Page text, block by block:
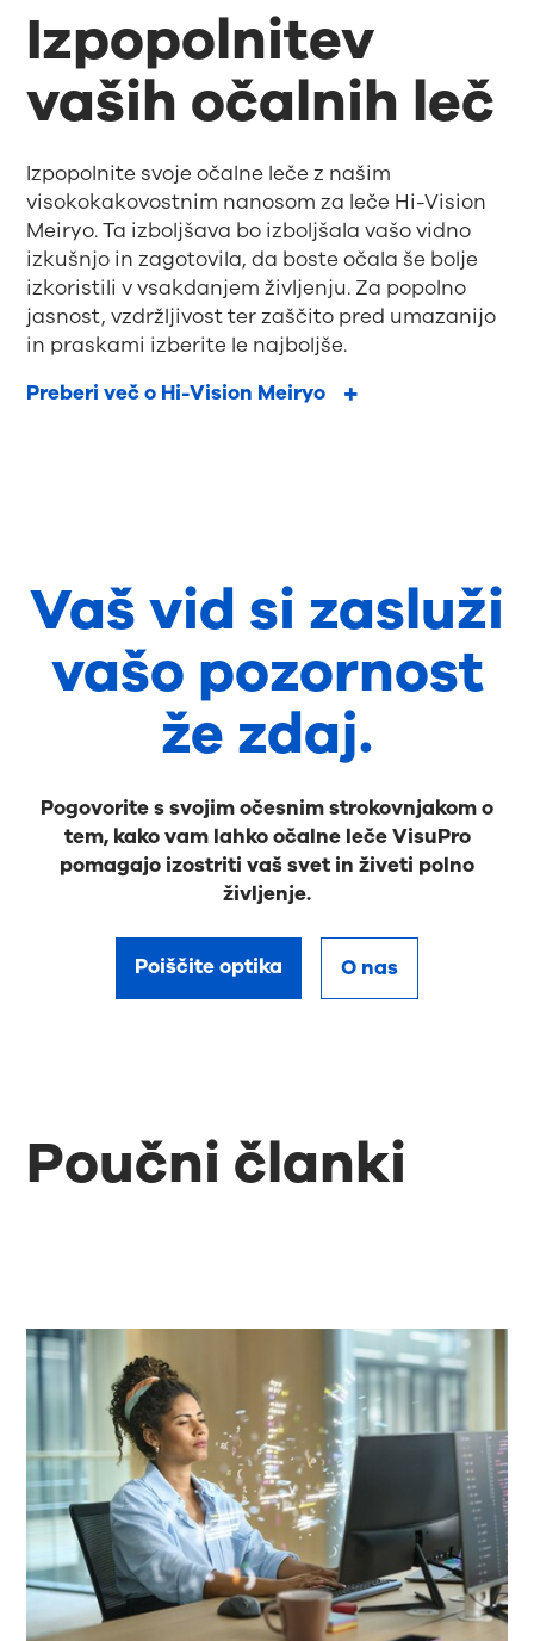
Izpopolnitev
vaših očalnih leč
Izpopolnite svoje očalne leče z našim
visokokakovostnim nanosom za leče Hi-Vision
Meiryo. Ta izboljšava bo izboljšala vašo vidno
izkušnjo in zagotovila, da boste očala še bolje
izkoristili v vsakdanjem življenju. Za popolno
jasnost, vzdržljivost ter zaščito pred umazanijo
in praskami izberite le najboljše.
Preberi več o Hi-Vision Meiryo
Vaš vid si zasluži
vašo pozornost
že zdaj.
Pogovorite s svojim očesnim strokovnjakom o
tem, kako vam lahko očalne leče VisuPro
pomagajo izostriti vaš svet in živeti polno
življenje.
Poiščite optika O nas
Poučni članki